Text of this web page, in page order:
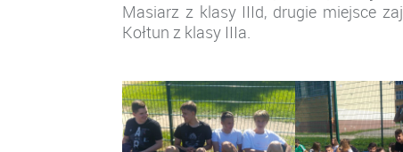
Masiarz z klasy IIId, drugie miejsce
Kołtun z klasy IIIa.